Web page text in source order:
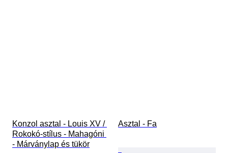
Konzol asztal - Louis XV /
Rokokó-stílus - Mahagóni
- Márványlap és tükör
Asztal - Fa